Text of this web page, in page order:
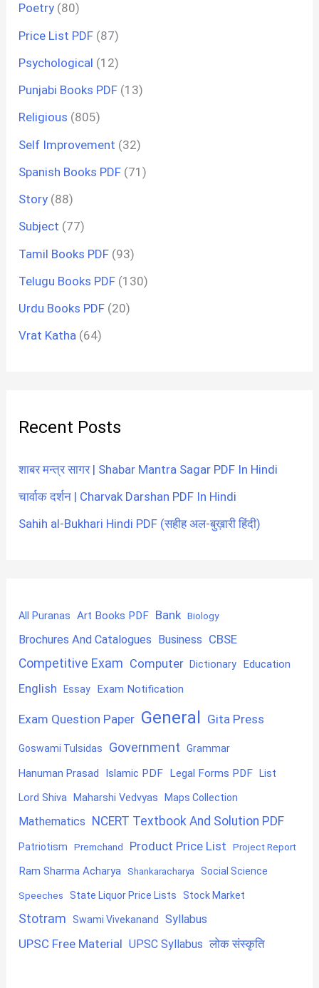
Poetry (80)
Price List PDF (87)
Psychological (12)
Punjabi Books PDF (13)
Religious (805)
Self Improvement (32)
Spanish Books PDF (71)
Story (88)
Subject (77)
Tamil Books PDF (93)
Telugu Books PDF (130)
Urdu Books PDF (20)
Vrat Katha (64)
Recent Posts
शाबर मन्त्र सागर | Shabar Mantra Sagar PDF In Hindi
चार्वाक दर्शन | Charvak Darshan PDF In Hindi
Sahih al-Bukhari Hindi PDF (सहीह अल-बुख़ारी हिंदी)
All Puranas Art Books PDF Bank Biology
Brochures And Catalogues Business CBSE
Competitive Exam Computer Dictionary Education
English Essay Exam Notification
Exam Question Paper General Gita Press
Goswami Tulsidas Government Grammar
Hanuman Prasad Islamic PDF Legal Forms PDF List
Lord Shiva Maharshi Vedvyas Maps Collection
Mathematics NCERT Textbook And Solution PDF
Patriotism Premchand Product Price List Project Report
Ram Sharma Acharya Shankaracharya Social Science
Speeches State Liquor Price Lists Stock Market
Stotram Swami Vivekanand Syllabus
UPSC Free Material UPSC Syllabus लोक संस्कृति